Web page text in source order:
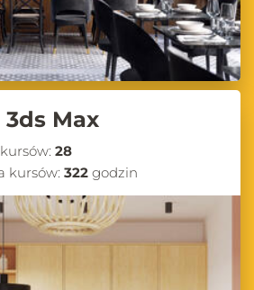
3ds Max
28
kursów: 322 godzin